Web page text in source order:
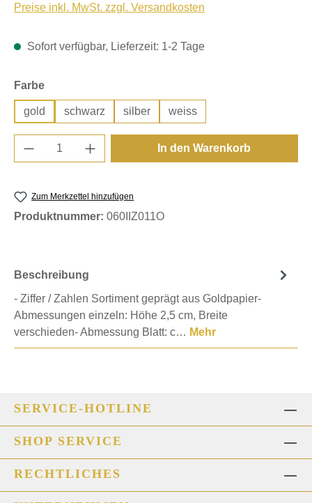
Preise inkl. MwSt. zzgl. Versandkosten
Sofort verfügbar, Lieferzeit: 1-2 Tage
Farbeauswählen
gold schwarz silber weiss
Produkt Anzahl: Gib den gewünschten
In den Warenkorb
Zum Merkzettel hinzufügen
Produktnummer: 060IIZ011O
Beschreibung
- Ziffer / Zahlen Sortiment geprägt aus Goldpapier-
Abmessungen einzeln: Höhe 2,5 cm, Breite
verschieden- Abmessung Blatt: c… Mehr
SERVICE-HOTLINE
SHOP SERVICE
RECHTLICHES